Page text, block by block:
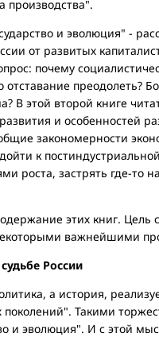
производства".
и эволюция" -
от развитых
почему
преодолеть?
В этой второй книге
и особенностей
закономерности
к
роста, застрять где-то
этих книг. Цель
важнейшими
России
а история,
Такими
и эволюция". И с этой